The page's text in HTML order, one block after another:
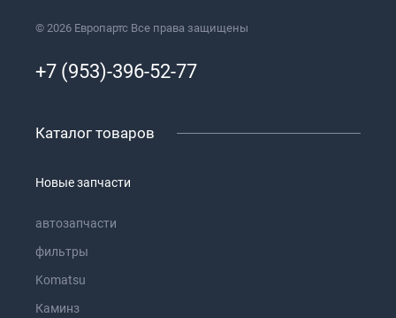
© 2026 Европартс Все права защищены
+7 (953)-396-52-77
Каталог товаров
Новые запчасти
автозапчасти
фильтры
Komatsu
Каминз